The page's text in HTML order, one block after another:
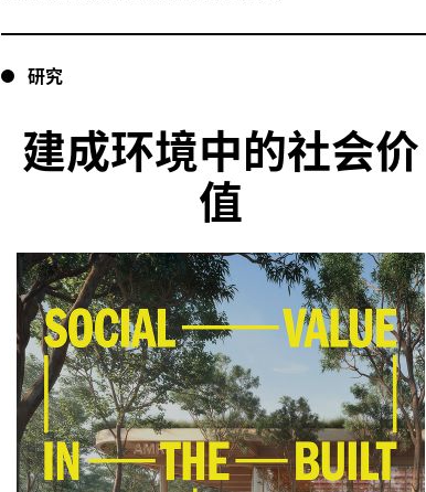
研究
建成环境中的社会价
值